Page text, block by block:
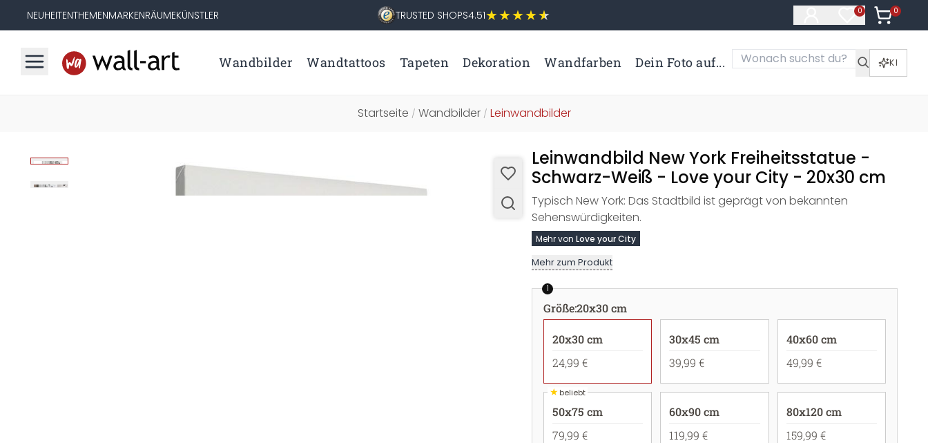
NEUHEITENTHEMENMARKENRÄUMEKÜNSTLER TRUSTED SHOPS4.51 0
Artikel im
0
Artikel
Wandbilder Wandtattoos Tapeten Dekoration Wandfarben Dein Foto auf... KI
Startseite / Wandbilder/ Leinwandbilder
Leinwandbild New York Freiheitsstatue -
Schwarz-Weiß - Love your City - 20x30 cm
Typisch New York: Das Stadtbild ist geprägt von bekannten
Sehenswürdigkeiten.
Mehr von Love your City
Mehr zum Produkt
1
Größe:20x30 cm
20x30 cm
24,99 €
30x45 cm
39,99 €
40x60 cm
49,99 €
★beliebt
50x75 cm
79,99 €
60x90 cm
119,99 €
80x120 cm
159,99 €